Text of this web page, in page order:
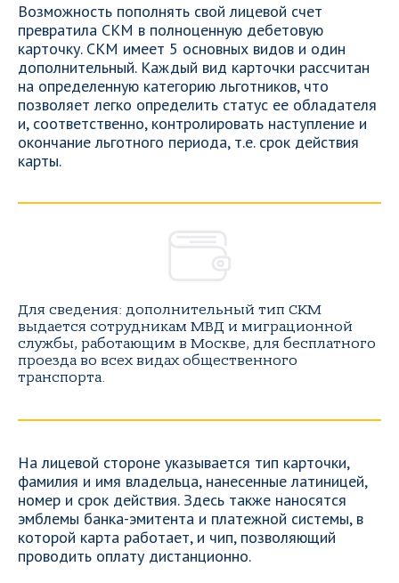
Возможность пополнять свой лицевой счет
превратила СКМ в полноценную дебетовую
карточку. СКМ имеет 5 основных видов и один
дополнительный. Каждый вид карточки рассчитан
на определенную категорию льготников, что
позволяет легко определить статус ее обладателя
и, соответственно, контролировать наступление и
окончание льготного периода, т.е. срок действия
карты.
Для сведения: дополнительный тип СКМ
выдается сотрудникам МВД и миграционной
службы, работающим в Москве, для бесплатного
проезда во всех видах общественного
транспорта.
На лицевой стороне указывается тип карточки,
фамилия и имя владельца, нанесенные латиницей,
номер и срок действия. Здесь также наносятся
эмблемы банка-эмитента и платежной системы, в
которой карта работает, и чип, позволяющий
проводить оплату дистанционно.